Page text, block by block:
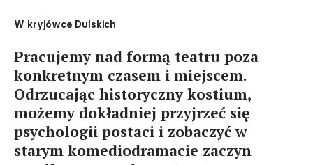
W kryjówce Dulskich
Pracujemy nad formą teatru poza
konkretnym czasem i miejscem.
Odrzucając historyczny kostium,
możemy dokładniej przyjrzeć się
psychologii postaci i zobaczyć w
starym komediodramacie zaczyn